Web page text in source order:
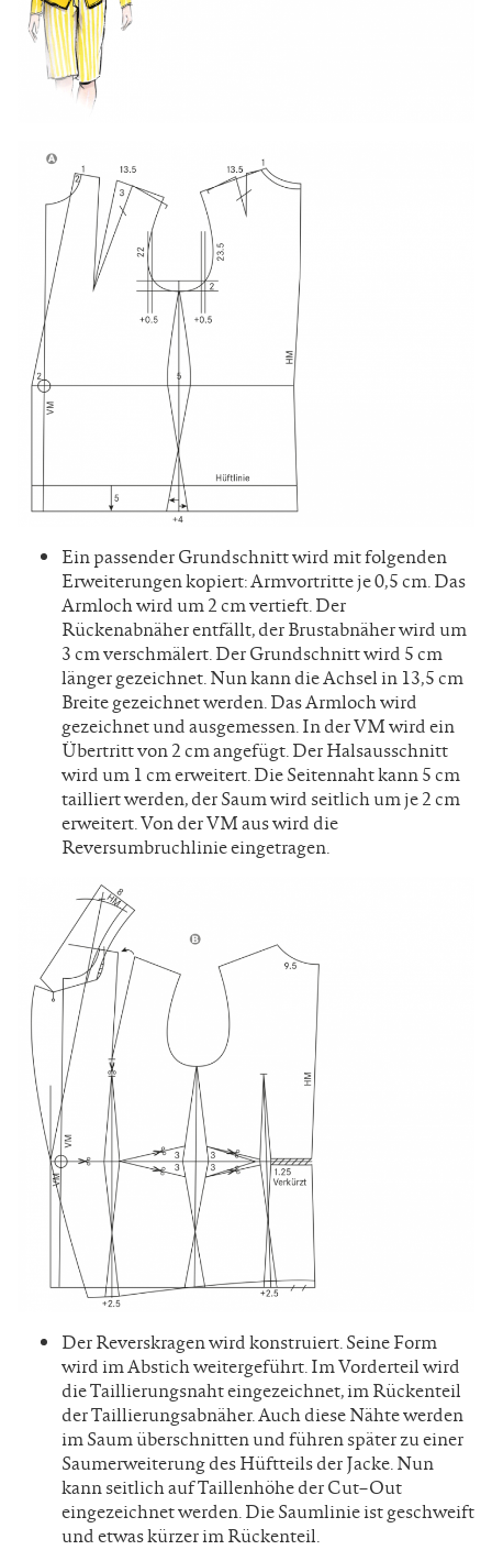
Ein passender Grundschnitt wird mit folgenden
Erweiterungen kopiert: Armvortritte je 0,5 cm. Das
Armloch wird um 2 cm vertieft. Der
Rückenabnäher entfällt, der Brustabnäher wird um
3 cm verschmälert. Der Grundschnitt wird 5 cm
länger gezeichnet. Nun kann die Achsel in 13,5 cm
Breite gezeichnet werden. Das Armloch wird
gezeichnet und ausgemessen. In der VM wird ein
Übertritt von 2 cm angefügt. Der Halsausschnitt
wird um 1 cm erweitert. Die Seitennaht kann 5 cm
tailliert werden, der Saum wird seitlich um je 2 cm
erweitert. Von der VM aus wird die
Reversumbruchlinie eingetragen.
Der Reverskragen wird konstruiert. Seine Form
wird im Abstich weitergeführt. Im Vorderteil wird
die Taillierungsnaht eingezeichnet, im Rückenteil
der Taillierungsabnäher. Auch diese Nähte werden
im Saum überschnitten und führen später zu einer
Saumerweiterung des Hüftteils der Jacke. Nun
kann seitlich auf Taillenhöhe der Cut–Out
eingezeichnet werden. Die Saumlinie ist geschweift
und etwas kürzer im Rückenteil.